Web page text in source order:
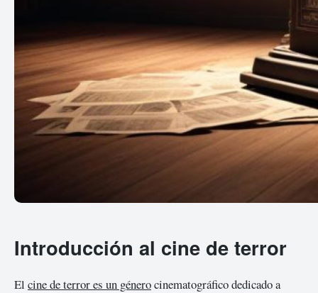
Introducción al cine de terror
El cine de terror es un génerocinematográfico dedicado a